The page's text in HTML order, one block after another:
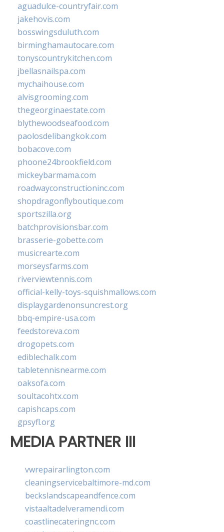
aguadulce-countryfair.com
jakehovis.com
bosswingsduluth.com
birminghamautocare.com
tonyscountrykitchen.com
jbellasnailspa.com
mychaihouse.com
alvisgrooming.com
thegeorginaestate.com
blythewoodseafood.com
paolosdelibangkok.com
bobacove.com
phoone24brookfield.com
mickeybarmama.com
roadwayconstructioninc.com
shopdragonflyboutique.com
sportszilla.org
batchprovisionsbar.com
brasserie-gobette.com
musicrearte.com
morseysfarms.com
riverviewtennis.com
official-kelly-toys-squishmallows.com
displaygardenonsuncrest.org
bbq-empire-usa.com
feedstoreva.com
drogopets.com
ediblechalk.com
tabletennisnearme.com
oaksofa.com
soultacohtx.com
capishcaps.com
gpsyfl.org
MEDIA PARTNER III
vwrepairarlington.com
cleaningservicebaltimore-md.com
beckslandscapeandfence.com
vistaaltadelveramendi.com
coastlinecateringnc.com